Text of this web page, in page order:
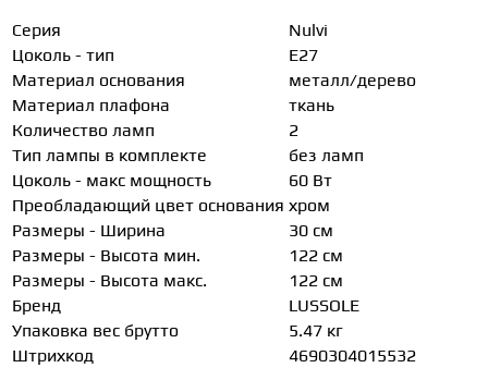
Серия
Nulvi
Цоколь - тип
E27
Материал основания
металл/дерево
Материал плафона
ткань
Количество ламп
2
Тип лампы в комплекте
без ламп
Цоколь - макс мощность
60 Вт
Преобладающий цвет основания хром
Размеры - Ширина
30 см
Размеры - Высота мин.
122 см
Размеры - Высота макс.
122 см
Бренд
LUSSOLE
Упаковка вес брутто
5.47 кг
Штрихкод
4690304015532